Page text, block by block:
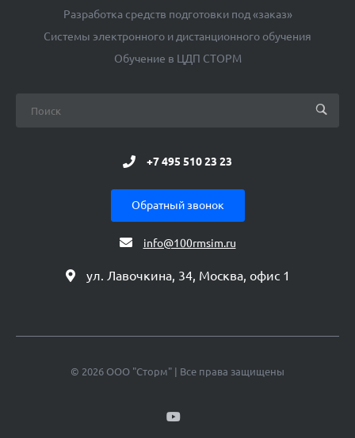
Разработка средств подготовки под «заказ»
Системы электронного и дистанционного обучения
Обучение в ЦДП СТОРМ
+7 495 510 23 23
Обратный звонок
info@100rmsim.ru
ул. Лавочкина, 34, Москва, офис 1
© 2026 ООО "Сторм" | Все права защищены